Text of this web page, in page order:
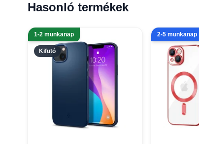
Hasonló termékek
Kifutó
1-2 munkanap 2-5 munkanap